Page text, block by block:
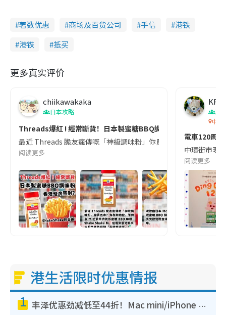
著数优惠 商场及百货公司 手信
港铁
港铁
抵买
更多真实评价
chiikawakaka
日本攻略
Threads爆紅 ! 經常斷貨！日本製蜜糖BBQ調味粉 香港邊度買到?
最近 Threads 脆友瘋傳嘅「神級調味粉」你買咗未？身為炸物
阅读更多
潮
中環
電車120周
中環街市現
阅读更多
港生活限时优惠情报
1 丰泽优惠劲减低至44折！Mac mini/iPhone 17 Pro大减价！厨房家电$220起